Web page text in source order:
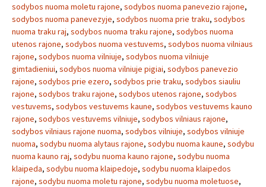
sodybos nuoma moletu rajone, sodybos nuoma panevezio rajone,
sodybos nuoma panevezyje, sodybos nuoma prie traku, sodybos
nuoma traku raj, sodybos nuoma traku rajone, sodybos nuoma
utenos rajone, sodybos nuoma vestuvems, sodybos nuoma vilniaus
rajone, sodybos nuoma vilniuje, sodybos nuoma vilniuje
gimtadieniui, sodybos nuoma vilniuje pigiai, sodybos panevezio
rajone, sodybos prie ezero, sodybos prie traku, sodybos siauliu
rajone, sodybos traku rajone, sodybos utenos rajone, sodybos
vestuvems, sodybos vestuvems kaune, sodybos vestuvems kauno
rajone, sodybos vestuvems vilniuje, sodybos vilniaus rajone,
sodybos vilniaus rajone nuoma, sodybos vilniuje, sodybos vilniuje
nuoma, sodybu nuoma alytaus rajone, sodybu nuoma kaune, sodybu
nuoma kauno raj, sodybu nuoma kauno rajone, sodybu nuoma
klaipeda, sodybu nuoma klaipedoje, sodybu nuoma klaipedos
rajone, sodybu nuoma moletu rajone, sodybu nuoma moletuose,